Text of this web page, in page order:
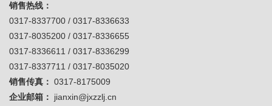
销售热线：
0317-8337700 / 0317-8336633
0317-8035200 / 0317-8336655
0317-8336611 / 0317-8336299
0317-8337711 / 0317-8035020
销售传真： 0317-8175009
企业邮箱：
jianxin@jxzzlj.cn